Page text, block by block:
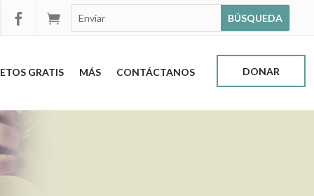


GRATIS MÁS CONTÁCTANOS DONAR